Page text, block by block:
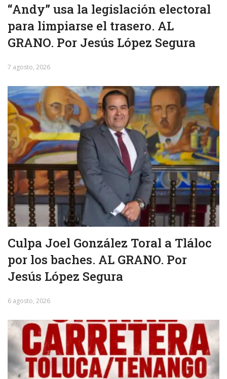
“Andy” usa la legislación electoral
para limpiarse el trasero. AL
GRANO. Por Jesús López Segura
7 agosto, 2026
Culpa Joel González Toral a Tláloc
por los baches. AL GRANO. Por
Jesús López Segura
6 agosto, 2026